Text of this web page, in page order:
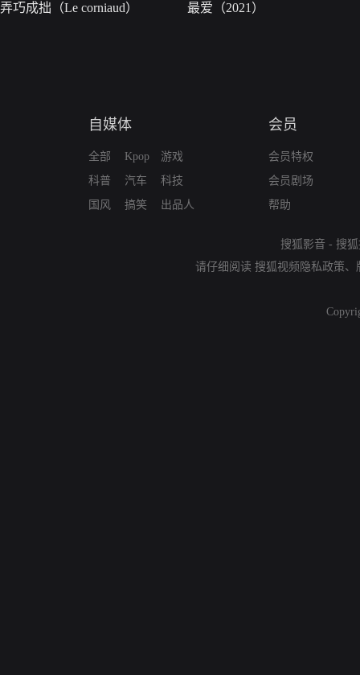
弄巧成拙（Le corniaud） 最爱（2021）
自媒体
全部
科普
国风
Kpop
汽车
搞笑
游戏
科技
出品人
会员
会员特权
会员剧场
帮助
搜狐影音 - 搜
请仔细阅读 搜狐视频隐私政策、